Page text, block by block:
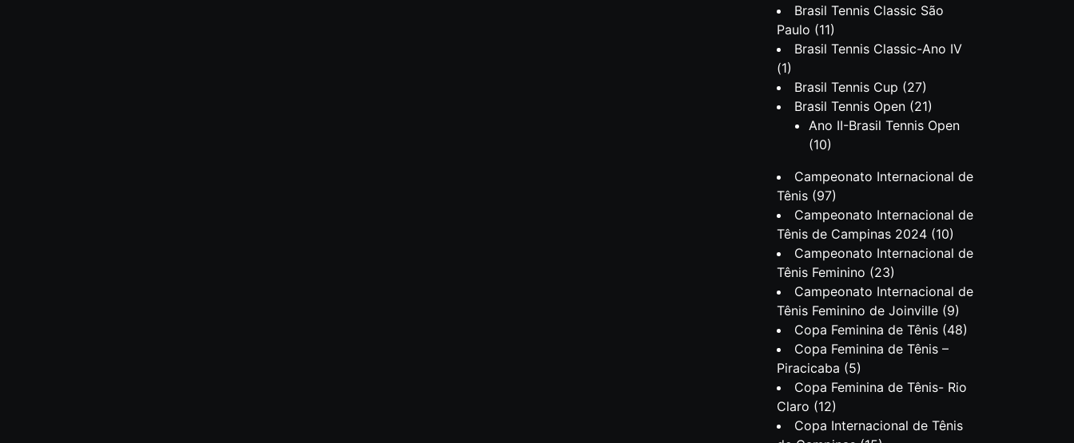
Brasil Tennis Classic São
Paulo (11)
Brasil Tennis Classic-Ano IV
(1)
Brasil Tennis Cup (27)
Brasil Tennis Open (21)
Ano II-Brasil Tennis Open
(10)
Campeonato Internacional de
Tênis (97)
Campeonato Internacional de
Tênis de Campinas 2024 (10)
Campeonato Internacional de
Tênis Feminino (23)
Campeonato Internacional de
Tênis Feminino de Joinville (9)
Copa Feminina de Tênis (48)
Copa Feminina de Tênis –
Piracicaba (5)
Copa Feminina de Tênis- Rio
Claro (12)
Copa Internacional de Tênis